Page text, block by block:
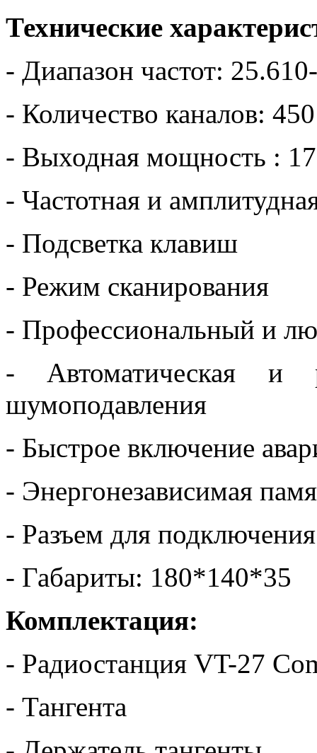
Технические
- Диапазон частот:
- Количество каналов:
- Выходная мощность :
- Частотная и
- Подсветка клавиш
- Режим сканирования
- Профессиональный и
- Автоматическая и
шумоподавления
- Быстрое включение
- Энергонезависимая
- Разъем для
- Габариты: 180*140*35
Комплектация:
- Радиостанция VT-27
- Тангента